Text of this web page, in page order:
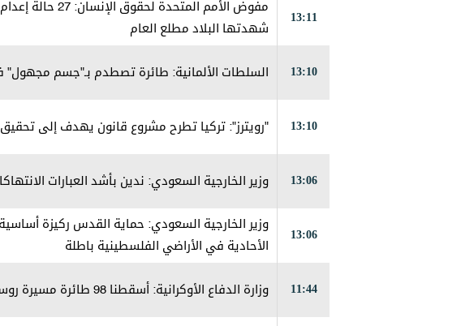
13:11
مفوض الأمم
شهدتها البلاد مطلع العام
13:10 السلطات الألمانية: طائرة تصطدم بـ"جسم مجهول"
13:10 "رويترز": تركيا تطرح مشروع قانون يهدف إلى
13:06 وزير الخارجية السعودي: ندين بأشد العبارات
13:06
وزير الخارجية السعودي: حماية القدس ركيزة أساسية
الأحادية في الأراضي الفلسطينية باطلة
11:44 وزارة الدفاع الأوكرانية: أسقطنا 98 طائرة مسيرة روسية خلال ساعات الليل